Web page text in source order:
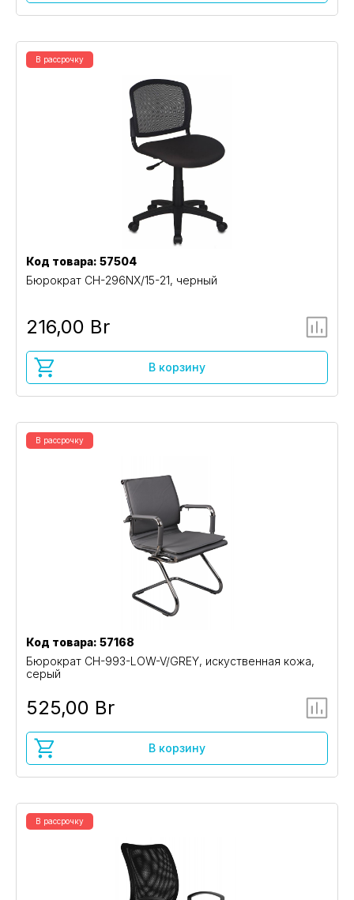
В рассрочку
Код товара: 57504
Бюрократ CH-296NX/15-21, черный
216,00 Br
В корзину
В рассрочку
Код товара: 57168
Бюрократ CH-993-LOW-V/GREY, искуственная кожа,
серый
525,00 Br
В корзину
В рассрочку